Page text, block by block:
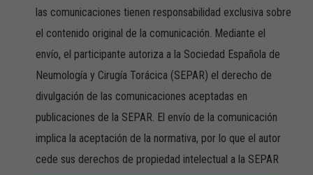
las comunicaciones tienen responsabilidad exclusiva sobre
el contenido original de la comunicación. Mediante el
envío, el participante autoriza a la Sociedad Española de
Neumología y Cirugía Torácica (SEPAR) el derecho de
divulgación de las comunicaciones aceptadas en
publicaciones de la SEPAR. El envío de la comunicación
implica la aceptación de la normativa, por lo que el autor
cede sus derechos de propiedad intelectual a la SEPAR